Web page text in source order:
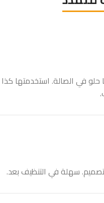
في الصالة. استخدمتها كذا
سهلة في التنظيف بعد.